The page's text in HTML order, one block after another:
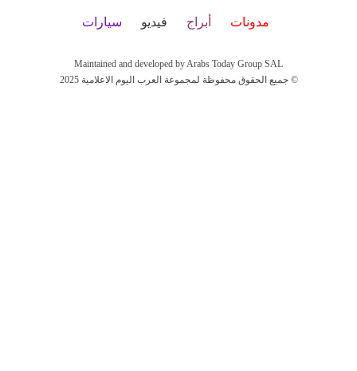
مدونات أبراج فيديو سيارات
Maintained and developed by Arabs Today Group SAL
جميع الحقوق محفوظة لمجموعة العرب اليوم الاعلامية 2025 ©